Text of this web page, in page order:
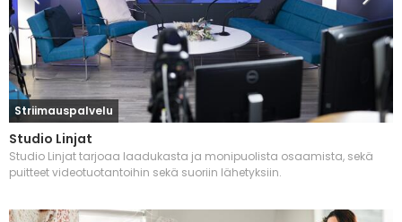
Striimauspalvelu
Studio Linjat
Studio Linjat tarjoaa laadukasta ja monipuolista osaamista, sekä
puitteet videotuotantoihin sekä suoriin lähetyksiin.